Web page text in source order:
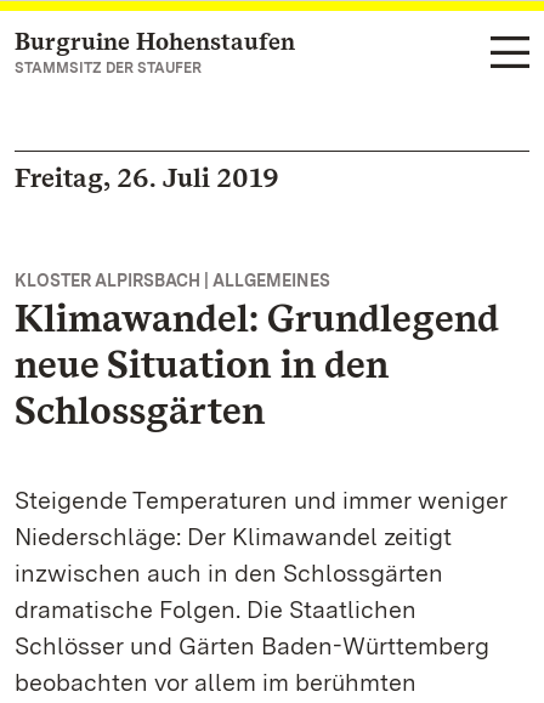
Zum Hauptinhalt springen
Burgruine Hohenstaufen
STAMMSITZ DER STAUFER
Freitag, 26. Juli 2019
KLOSTER ALPIRSBACH | ALLGEMEINES
Klimawandel: Grundlegend
neue Situation in den
Schlossgärten
Steigende Temperaturen und immer weniger
Niederschläge: Der Klimawandel zeitigt
inzwischen auch in den Schlossgärten
dramatische Folgen. Die Staatlichen
Schlösser und Gärten Baden-Württemberg
beobachten vor allem im berühmten